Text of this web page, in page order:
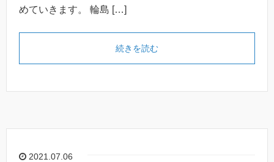
めていきます。 輪島 […]
続きを読む
2021.07.06